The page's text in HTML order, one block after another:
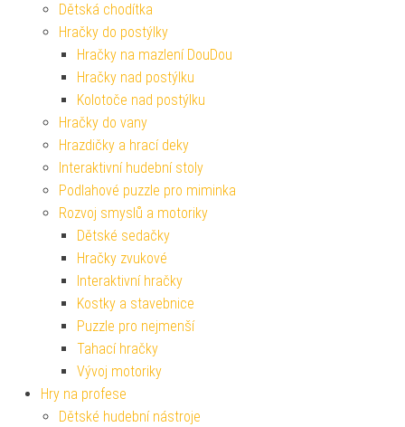
Dětská chodítka
Hračky do postýlky
Hračky na mazlení DouDou
Hračky nad postýlku
Kolotoče nad postýlku
Hračky do vany
Hrazdičky a hrací deky
Interaktivní hudební stoly
Podlahové puzzle pro miminka
Rozvoj smyslů a motoriky
Dětské sedačky
Hračky zvukové
Interaktivní hračky
Kostky a stavebnice
Puzzle pro nejmenší
Tahací hračky
Vývoj motoriky
Hry na profese
Dětské hudební nástroje